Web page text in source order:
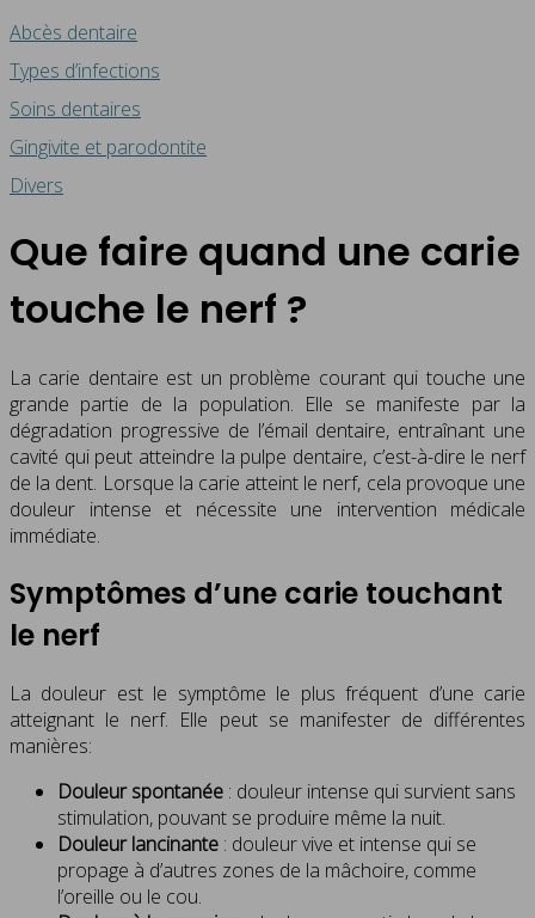
Abcès dentaire
Types d’infections
Soins dentaires
Gingivite et parodontite
Divers
Que faire quand une carie
touche le nerf ?
La carie dentaire est un problème courant qui touche une
grande partie de la population. Elle se manifeste par la
dégradation progressive de l’émail dentaire, entraînant une
cavité qui peut atteindre la pulpe dentaire, c’est-à-dire le nerf
de la dent. Lorsque la carie atteint le nerf, cela provoque une
douleur intense et nécessite une intervention médicale
immédiate.
Symptômes d’une carie touchant
le nerf
La douleur est le symptôme le plus fréquent d’une carie
atteignant le nerf. Elle peut se manifester de différentes
manières:
Douleur spontanée : douleur intense qui survient sans
stimulation, pouvant se produire même la nuit.
Douleur lancinante : douleur vive et intense qui se
propage à d’autres zones de la mâchoire, comme
l’oreille ou le cou.